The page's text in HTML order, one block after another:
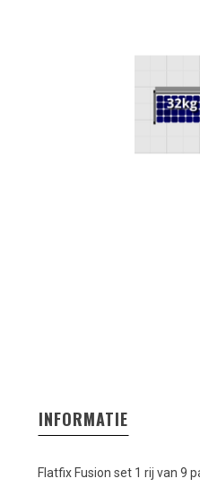
INFORMATIE
Flatfix Fusion set 1 rij van 9